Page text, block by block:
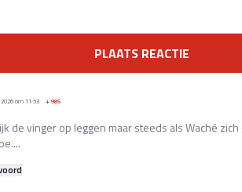
PLAATS REACTIE
2026 om 11:53 +985
de vinger op leggen maar steeds als Waché